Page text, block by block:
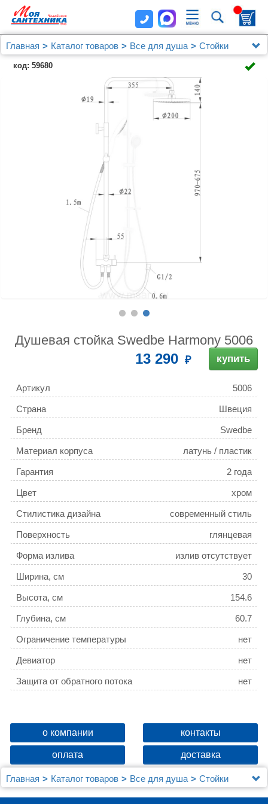
Главная Каталог товаров Все для душа
Стойки
Душевая стойка Swedbe Harmony 5006
код: 59680
Душевая стойка Swedbe Harmony 5006
13 290 купить
Артикул 5006
Страна Швеция
Бренд Swedbe
Материал корпуса латунь / пластик
Гарантия 2 года
Цвет хром
Стилистика дизайна современный стиль
Поверхность глянцевая
Форма излива излив отсутствует
Ширина, см 30
Высота, см 154.6
Глубина, см 60.7
Ограничение температуры нет
Девиатор нет
Защита от обратного потока нет
о компании контакты
оплата доставка
Главная Каталог товаров Все для душа
Стойки
Душевая стойка Swedbe Harmony 5006